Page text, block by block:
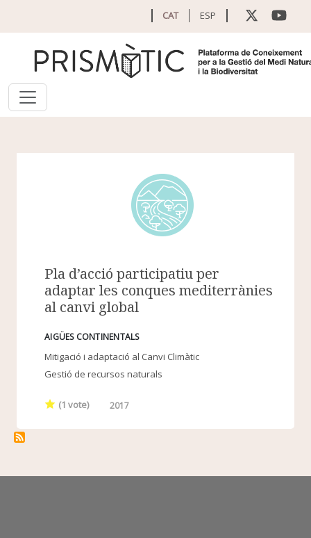
CAT ESP
Pla d’acció participatiu per
adaptar les conques mediterrànies
al canvi global
AIGÜES CONTINENTALS
Mitigació i adaptació al Canvi Climàtic
Gestió de recursos naturals
(1 vote) 2017